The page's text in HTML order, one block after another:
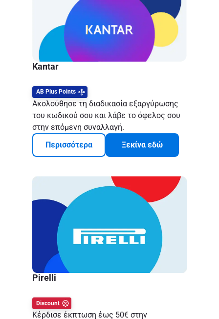
Kantar
ΑΒ Plus Points
Ακολούθησε τη διαδικασία εξαργύρωσης
του κωδικού σου και λάβε το όφελος σου
στην επόμενη συναλλαγή.
Περισσότερα
Ξεκίνα εδώ
Pirelli
Discount
Κέρδισε έκπτωση έως 50€ στην